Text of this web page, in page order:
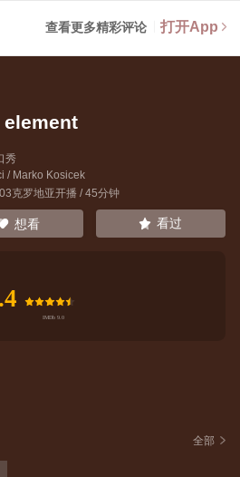
查看更多精彩评论 打开App
element
秀
/ Marko Kosicek
克罗地亚开播 / 45分钟
想看 看过
全部